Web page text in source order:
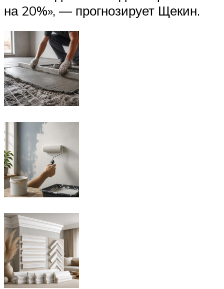
на 20%», — прогнозирует Щекин.